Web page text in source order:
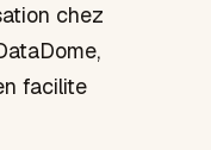
chez
facilite